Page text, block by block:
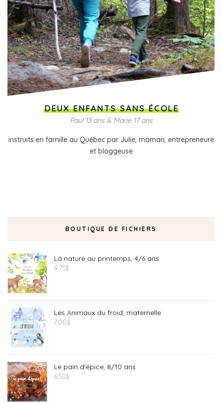
DEUX ENFANTS SANS ÉCOLE
Paul 13 ans & Marie 17 ans
instruits en famille au Québec par Julie, maman, entrepreneure
et bloggeuse
BOUTIQUE DE FICHIERS
La nature au printemps, 4/6 ans
8.75$
Les Animaux du froid, maternelle
7.00$
Le pain d'épice, 8/10 ans
6.50$